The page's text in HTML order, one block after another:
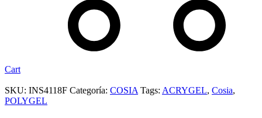
Cart
SKU: INS4118F Categoría: COSIA Tags: ACRYGEL, Cosia,
POLYGEL